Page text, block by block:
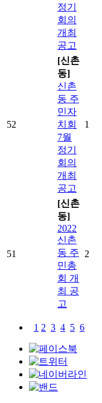
정기
회의
개최
공고
52
[신촌
동]
신촌
동 주
민자
치회
7월
정기
회의
개최
공고
1
51
[신촌
동]
2022
신촌
동 주
민총
회 개
최 공
고
2
1 2 3 4 5 6